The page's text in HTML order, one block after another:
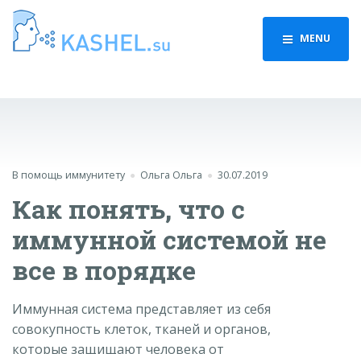
MENU
В помощь иммунитету Ольга Ольга 30.07.2019
Как понять, что с
иммунной системой не
все в порядке
Иммунная система представляет из себя
совокупность клеток, тканей и органов,
которые защищают человека от